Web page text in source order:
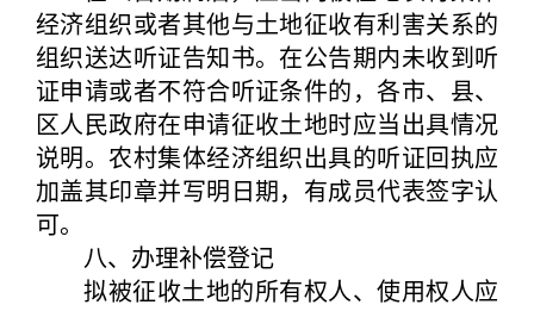
经济组织或者其他与土地征收有利害关系的
组织送达听证告知书。在公告期内未收到听
证申请或者不符合听证条件的，各市、县、
区人民政府在申请征收土地时应当出具情况
说明。农村集体经济组织出具的听证回执应
加盖其印章并写明日期，有成员代表签字认
可。
八、办理补偿登记
拟被征收土地的所有权人、使用权人应